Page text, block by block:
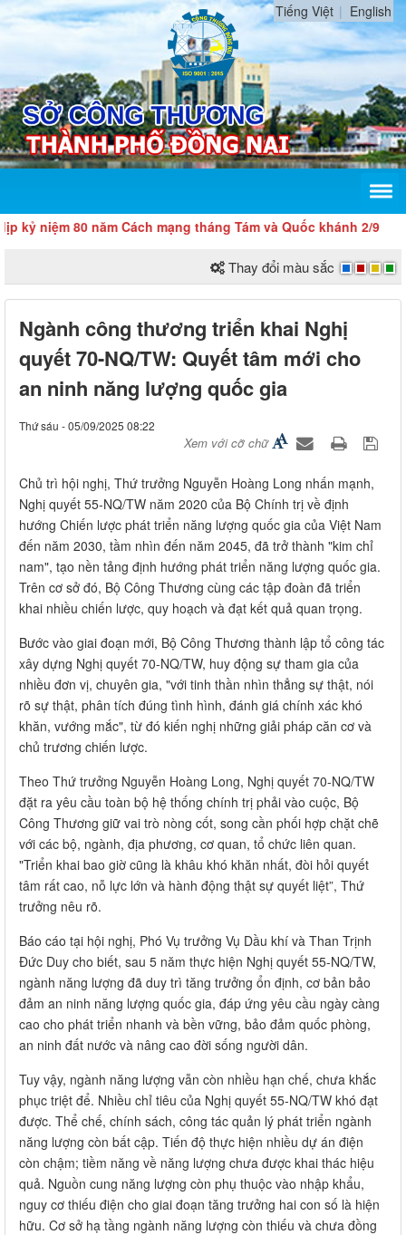
Tiếng Việt English
80 năm Cách mạng tháng Tám và Quốc khánh 2/9
Thay đổi màu sắc
Ngành công thương triển khai Nghị
quyết 70-NQ/TW: Quyết tâm mới cho
an ninh năng lượng quốc gia
Thứ sáu - 05/09/2025 08:22
Xem với cỡ chữ
Chủ trì hội nghị, Thứ trưởng Nguyễn Hoàng Long nhấn mạnh,
Nghị quyết 55-NQ/TW năm 2020 của Bộ Chính trị về định
hướng Chiến lược phát triển năng lượng quốc gia của Việt Nam
đến năm 2030, tầm nhìn đến năm 2045, đã trở thành "kim chỉ
nam", tạo nền tảng định hướng phát triển năng lượng quốc gia.
Trên cơ sở đó, Bộ Công Thương cùng các tập đoàn đã triển
khai nhiều chiến lược, quy hoạch và đạt kết quả quan trọng.
Bước vào giai đoạn mới, Bộ Công Thương thành lập tổ công tác
xây dựng Nghị quyết 70-NQ/TW, huy động sự tham gia của
nhiều đơn vị, chuyên gia, "với tinh thần nhìn thẳng sự thật, nói
rõ sự thật, phân tích đúng tình hình, đánh giá chính xác khó
khăn, vướng mắc", từ đó kiến nghị những giải pháp căn cơ và
chủ trương chiến lược.
Theo Thứ trưởng Nguyễn Hoàng Long, Nghị quyết 70-NQ/TW
đặt ra yêu cầu toàn bộ hệ thống chính trị phải vào cuộc, Bộ
Công Thương giữ vai trò nòng cốt, song cần phối hợp chặt chẽ
với các bộ, ngành, địa phương, cơ quan, tổ chức liên quan.
"Triển khai bao giờ cũng là khâu khó khăn nhất, đòi hỏi quyết
tâm rất cao, nỗ lực lớn và hành động thật sự quyết liệt”, Thứ
trưởng nêu rõ.
Báo cáo tại hội nghị, Phó Vụ trưởng Vụ Dầu khí và Than Trịnh
Đức Duy cho biết, sau 5 năm thực hiện Nghị quyết 55-NQ/TW,
ngành năng lượng đã duy trì tăng trưởng ổn định, cơ bản bảo
đảm an ninh năng lượng quốc gia, đáp ứng yêu cầu ngày càng
cao cho phát triển nhanh và bền vững, bảo đảm quốc phòng,
an ninh đất nước và nâng cao đời sống người dân.
Tuy vậy, ngành năng lượng vẫn còn nhiều hạn chế, chưa khắc
phục triệt để. Nhiều chỉ tiêu của Nghị quyết 55-NQ/TW khó đạt
được. Thể chế, chính sách, công tác quản lý phát triển ngành
năng lượng còn bất cập. Tiến độ thực hiện nhiều dự án điện
còn chậm; tiềm năng về năng lượng chưa được khai thác hiệu
quả. Nguồn cung năng lượng còn phụ thuộc vào nhập khẩu,
nguy cơ thiếu điện cho giai đoạn tăng trưởng hai con số là hiện
hữu. Cơ sở hạ tầng ngành năng lượng còn thiếu và chưa đồng